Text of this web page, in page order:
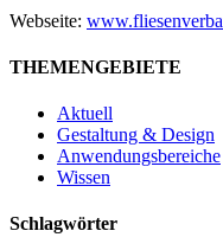
Webseite:
THEMENGEBIETE
Aktuell
Gestaltung & Design
Anwendungsbereiche
Wissen
Schlagwörter